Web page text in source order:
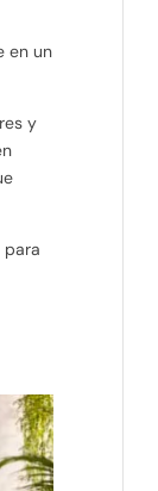
en un
y
para